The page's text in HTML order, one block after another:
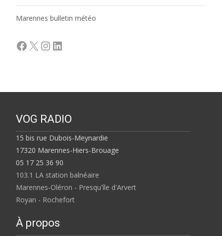
Marennes bulletin météo
Facebook
X Instagram
LinkedIn
VOG RADIO
15 bis rue Dubois-Meynardie
17320 Marennes-Hiers-Brouage
05 17 25 36 90
103.1 LA station balnéaire
Marennes-Oléron - Presqu'île d'Arvert
Royan - Rochefort
À propos